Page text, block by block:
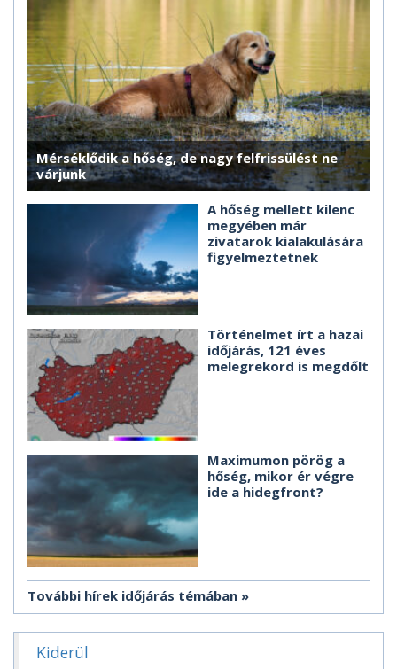
Mérséklődik a hőség, de nagy felfrissülést ne
várjunk
A hőség mellett kilenc
megyében már
zivatarok kialakulására
figyelmeztetnek
Történelmet írt a hazai
időjárás, 121 éves
melegrekord is megdőlt
Maximumon pörög a
hőség, mikor ér végre
ide a hidegfront?
További hírek időjárás témában
Kiderül